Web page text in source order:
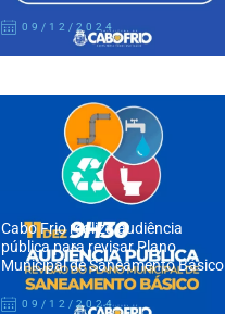
09/12/2024
Cabo Frio realiza audiência
pública para revisar Plano
Municipal de Saneamento Básico
09/12/2024